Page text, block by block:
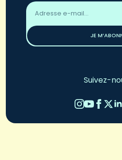
Adresse
email
JE
Suivez-